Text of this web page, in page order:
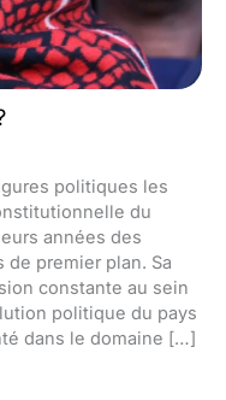
politiques les
du
années des
premier plan. Sa
constante au sein
politique du pays
dans le domaine […]